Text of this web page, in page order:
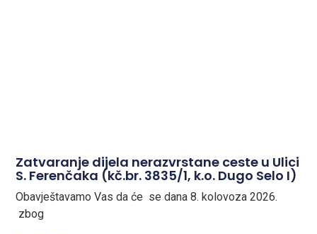
Zatvaranje dijela nerazvrstane ceste u Ulici
S. Ferenčaka (kč.br. 3835/1, k.o. Dugo Selo I)
Obavještavamo Vas da će se dana 8. kolovoza 2026.
zbog